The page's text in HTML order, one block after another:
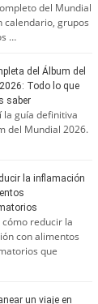
del Mundial
calendario, grupos
…
del Álbum del
Todo lo que
saber
la guía definitiva
del Mundial 2026.
la inflamación
reducir la
con alimentos
que
un viaje en